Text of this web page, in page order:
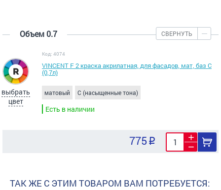
Объем 0.7 СВЕРНУТЬ
выбрать
цвет
Код: 4074
VINCENT F 2 краска акрилатная, для фасадов, мат, баз С
(0,7л)
матовый C (насыщенные тона)
Есть в наличии
775
ТАК ЖЕ С ЭТИМ ТОВАРОМ ВАМ ПОТРЕБУЕТСЯ: